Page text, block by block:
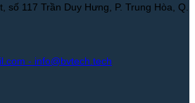
số 117 Trần Duy Hưng, P. Trung Hòa, Q.
- info@bvtech.tech